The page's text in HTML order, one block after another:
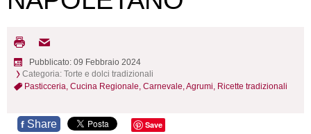
Pubblicato: 09 Febbraio 2024
Categoria: Torte e dolci tradizionali
Pasticceria, Cucina Regionale, Carnevale,Agrumi, Ricette tradizionali
f Share Save